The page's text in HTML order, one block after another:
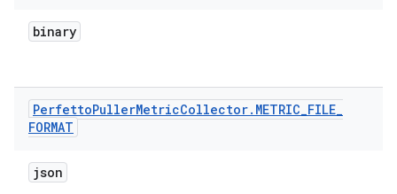
binary
PerfettoPullerMetricCollector. METRIC_FILE_
FORMAT
json